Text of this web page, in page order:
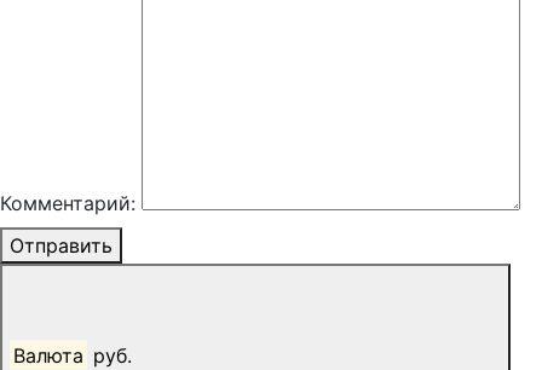
Комментарий:
Отправить
Валюта руб.